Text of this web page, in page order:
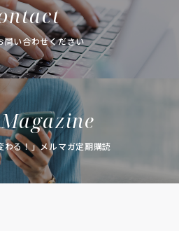
問い合わせください
わる！」メルマガ定期購読